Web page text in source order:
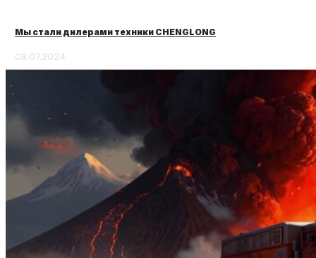
Мы стали дилерами техники CHENGLONG
08.07.2024